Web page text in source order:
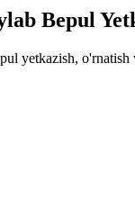
Bepul
yetkazish,